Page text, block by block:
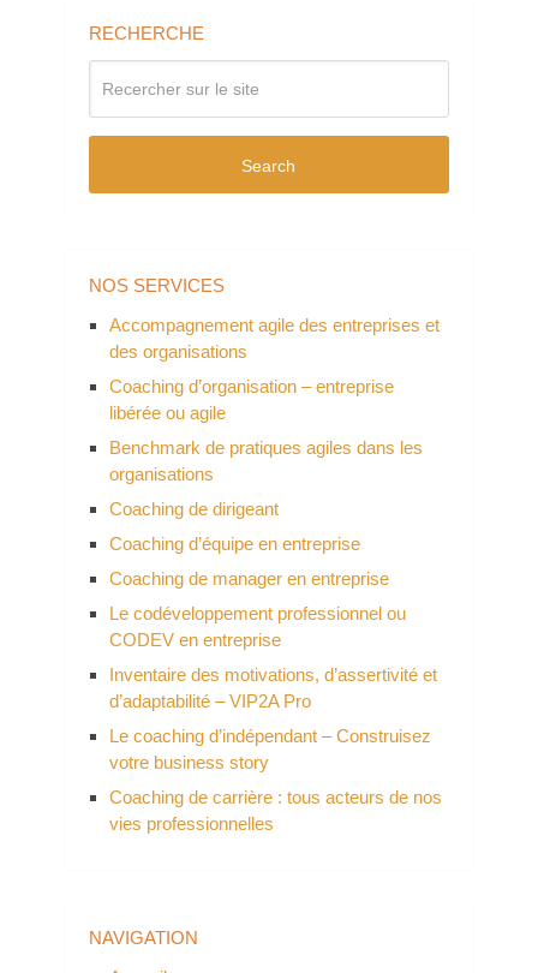
RECHERCHE
Search
NOS SERVICES
Accompagnement agile des entreprises et
des organisations
Coaching d’organisation – entreprise
libérée ou agile
Benchmark de pratiques agiles dans les
organisations
Coaching de dirigeant
Coaching d’équipe en entreprise
Coaching de manager en entreprise
Le codéveloppement professionnel ou
CODEV en entreprise
Inventaire des motivations, d’assertivité et
d’adaptabilité – VIP2A Pro
Le coaching d’indépendant – Construisez
votre business story
Coaching de carrière : tous acteurs de nos
vies professionnelles
NAVIGATION